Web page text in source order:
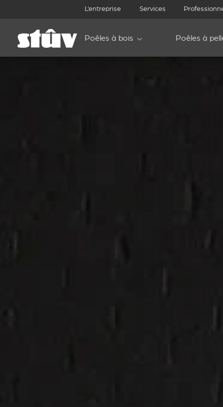
L’entreprise Services
Poêles à bois Poêles à